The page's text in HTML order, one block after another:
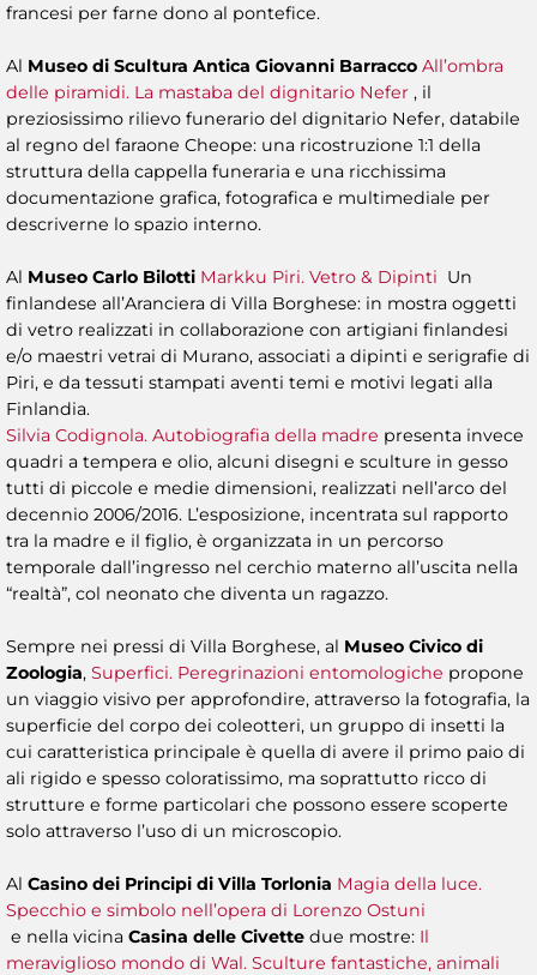
francesi per farne dono al pontefice.
Al Museo di Scultura Antica Giovanni Barracco All’ombra
delle piramidi. La mastaba del dignitario Nefer , il
preziosissimo rilievo funerario del dignitario Nefer, databile
al regno del faraone Cheope: una ricostruzione 1:1 della
struttura della cappella funeraria e una ricchissima
documentazione grafica, fotografica e multimediale per
descriverne lo spazio interno.
Al Museo Carlo Bilotti Markku Piri. Vetro & Dipinti Un
finlandese all’Aranciera di Villa Borghese: in mostra oggetti
di vetro realizzati in collaborazione con artigiani finlandesi
e/o maestri vetrai di Murano, associati a dipinti e serigrafie di
Piri, e da tessuti stampati aventi temi e motivi legati alla
Finlandia.
Silvia Codignola. Autobiografia della madre presenta invece
quadri a tempera e olio, alcuni disegni e sculture in gesso
tutti di piccole e medie dimensioni, realizzati nell’arco del
decennio 2006/2016. L’esposizione, incentrata sul rapporto
tra la madre e il figlio, è organizzata in un percorso
temporale dall’ingresso nel cerchio materno all’uscita nella
“realtà”, col neonato che diventa un ragazzo.
Sempre nei pressi di Villa Borghese, al Museo Civico di
Zoologia, Superfici. Peregrinazioni entomologiche propone
un viaggio visivo per approfondire, attraverso la fotografia, la
superficie del corpo dei coleotteri, un gruppo di insetti la
cui caratteristica principale è quella di avere il primo paio di
ali rigido e spesso coloratissimo, ma soprattutto ricco di
strutture e forme particolari che possono essere scoperte
solo attraverso l’uso di un microscopio.
Al Casino dei Principi di Villa Torlonia Magia della luce.
Specchio e simbolo nell’opera di Lorenzo Ostuni
e nella vicina Casina delle Civette due mostre: Il
meraviglioso mondo di Wal. Sculture fantastiche, animali